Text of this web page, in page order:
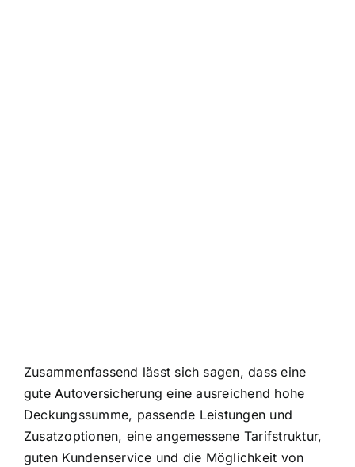
Zusammenfassend lässt sich sagen, dass eine
gute Autoversicherung eine ausreichend hohe
Deckungssumme, passende Leistungen und
Zusatzoptionen, eine angemessene Tarifstruktur,
guten Kundenservice und die Möglichkeit von